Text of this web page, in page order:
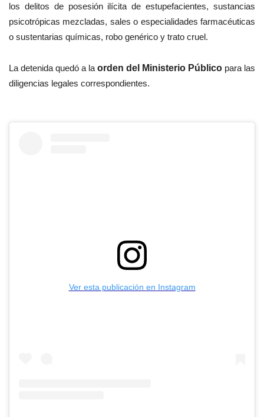
los delitos de posesión ilícita de estupefacientes, sustancias
psicotrópicas mezcladas, sales o especialidades farmacéuticas
o sustentarias químicas, robo genérico y trato cruel.
La detenida quedó a la orden del Ministerio Público para las
diligencias legales correspondientes.
Ver esta publicación en Instagram